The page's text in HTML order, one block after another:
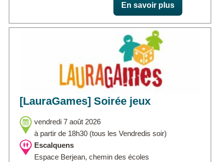
En savoir plus
[LauraGames] Soirée jeux
vendredi 7 août 2026
à partir de 18h30 (tous les Vendredis soir)
Escalquens
Espace Berjean, chemin des écoles